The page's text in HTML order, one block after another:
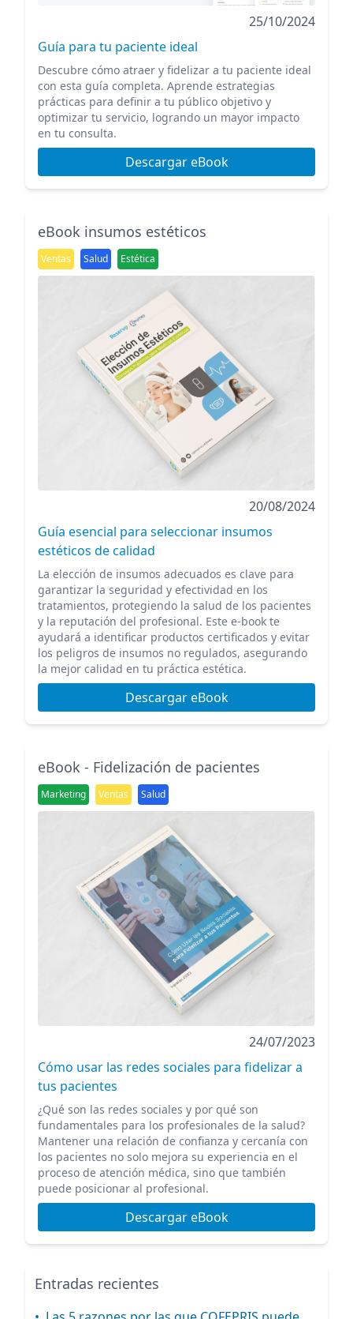
25/10/2024
Guía para tu paciente ideal
Descubre cómo atraer y fidelizar a tu paciente ideal
con esta guía completa. Aprende estrategias
prácticas para definir a tu público objetivo y
optimizar tu servicio, logrando un mayor impacto
en tu consulta.
Descargar eBook
eBook insumos estéticos
Ventas Salud Estética
20/08/2024
Guía esencial para seleccionar insumos
estéticos de calidad
La elección de insumos adecuados es clave para
garantizar la seguridad y efectividad en los
tratamientos, protegiendo la salud de los pacientes
y la reputación del profesional. Este e-book te
ayudará a identificar productos certificados y evitar
los peligros de insumos no regulados, asegurando
la mejor calidad en tu práctica estética.
Descargar eBook
eBook - Fidelización de pacientes
Marketing Ventas Salud
24/07/2023
Cómo usar las redes sociales para fidelizar a
tus pacientes
¿Qué son las redes sociales y por qué son
fundamentales para los profesionales de la salud?
Mantener una relación de confianza y cercanía con
los pacientes no solo mejora su experiencia en el
proceso de atención médica, sino que también
puede posicionar al profesional.
Descargar eBook
Entradas recientes